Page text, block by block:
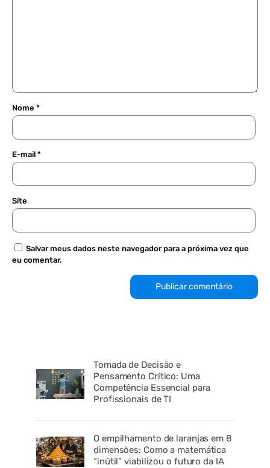
Nome *
E-mail *
Site
Salvar meus dados neste navegador para a próxima vez que
eu comentar.
Tomada de Decisão e
Pensamento Crítico: Uma
Competência Essencial para
Profissionais de TI
O empilhamento de laranjas em 8
dimensões: Como a matemática
“inútil” viabilizou o futuro da IA